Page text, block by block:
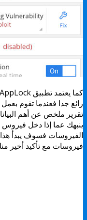
رائع جدا فعندما تقوم
تقرير ملخص عن أهم
الفيروسات فسوف يبدأ
فيروسات مع تأكيد أخير